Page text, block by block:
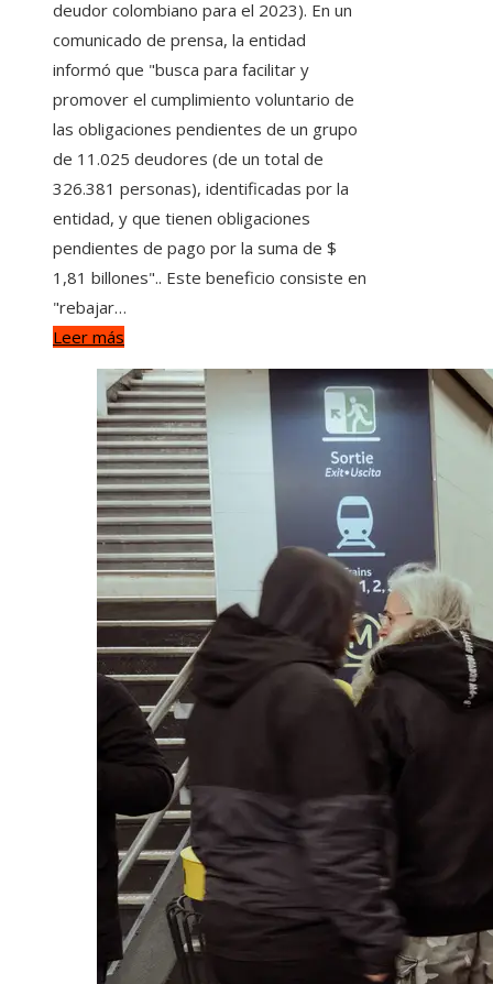
deudor colombiano para el 2023). En un
comunicado de prensa, la entidad
informó que "busca para facilitar y
promover el cumplimiento voluntario de
las obligaciones pendientes de un grupo
de 11.025 deudores (de un total de
326.381 personas), identificadas por la
entidad, y que tienen obligaciones
pendientes de pago por la suma de $
1,81 billones".. Este beneficio consiste en
"rebajar…
Leer más